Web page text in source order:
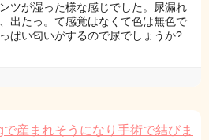
ツが湿った様な感じでした。尿漏れ
出たっ。て感覚はなくて色は無色で
ぱい匂いがするので尿でしょうか?…
産まれそうになり手術で結びま